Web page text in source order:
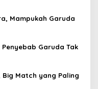
Mampukah Garuda
Garuda Tak
Big Match yang Paling